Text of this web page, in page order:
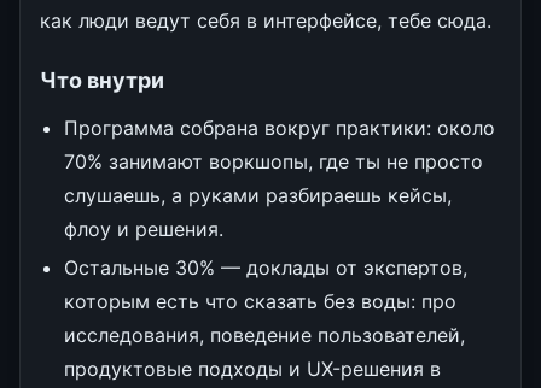
как люди ведут себя в интерфейсе, тебе сюда.
Что внутри
Программа собрана вокруг практики: около
70% занимают воркшопы, где ты не просто
слушаешь, а руками разбираешь кейсы,
флоу и решения.
Остальные 30% — доклады от экспертов,
которым есть что сказать без воды: про
исследования, поведение пользователей,
продуктовые подходы и UX-решения в